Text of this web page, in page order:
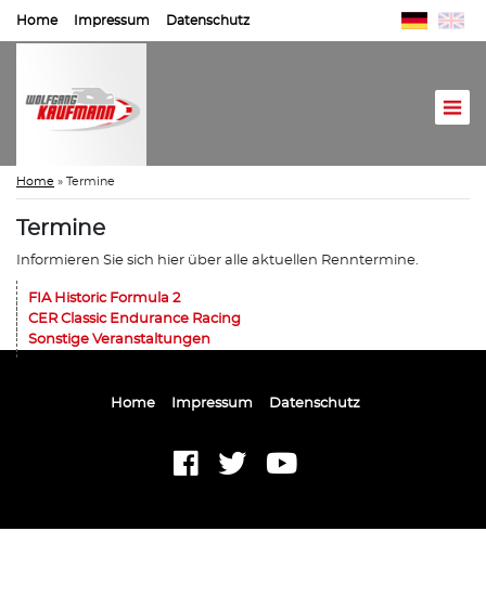
Home Impressum Datenschutz
Home » Termine
Termine
Informieren Sie sich hier über alle aktuellen Renntermine.
FIA Historic Formula 2
CER Classic Endurance Racing
Sonstige Veranstaltungen
Home Impressum Datenschutz